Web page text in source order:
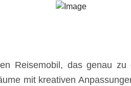
Reisemobil, das genau
mit kreativen